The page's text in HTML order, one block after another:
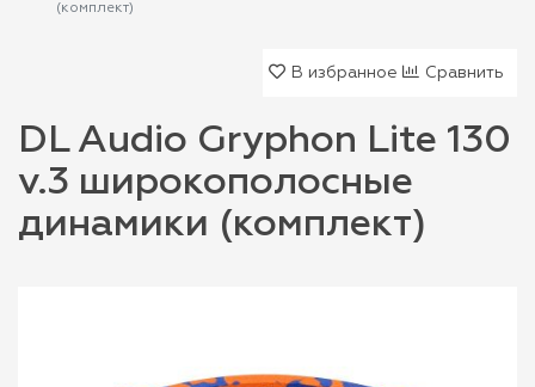
(комплект)
В избранное Сравнить
DL Audio Gryphon Lite 130
v.3 широкополосные
динамики (комплект)